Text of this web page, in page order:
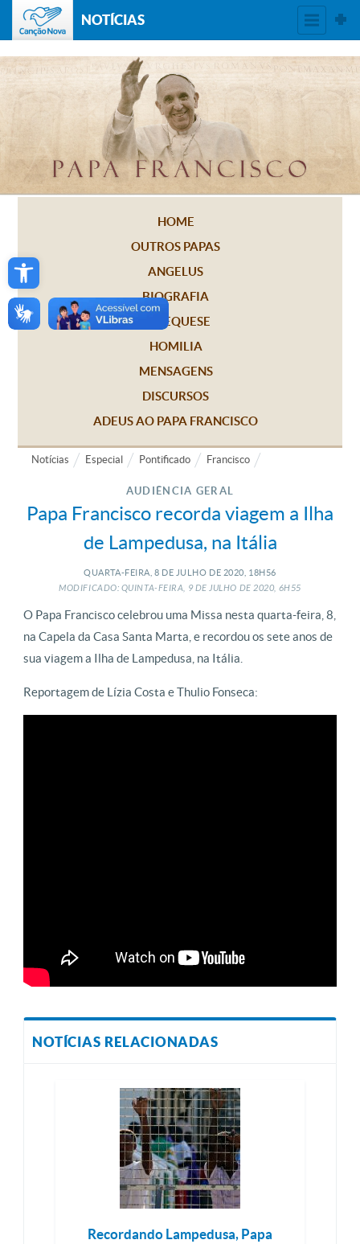
Open toolbar
NOTÍCIAS
HOME
OUTROS PAPAS
ANGELUS
BIOGRAFIA
CATEQUESE
HOMILIA
MENSAGENS
DISCURSOS
ADEUS AO PAPA FRANCISCO
Notícias Especial Pontificado Francisco
AUDIÊNCIA GERAL
Papa Francisco recorda viagem a Ilha
de Lampedusa, na Itália
QUARTA-FEIRA, 8 DE JULHO DE 2020, 18H56
MODIFICADO: QUINTA-FEIRA, 9DEJULHO DE2020, 6H55
O Papa Francisco celebrou uma Missa nesta quarta-feira, 8,
na Capela da Casa Santa Marta, e recordou os sete anos de
sua viagem a Ilha de Lampedusa, na Itália.
Reportagem de Lízia Costa e Thulio Fonseca:
NOTÍCIAS RELACIONADAS
Recordando Lampedusa, Papa